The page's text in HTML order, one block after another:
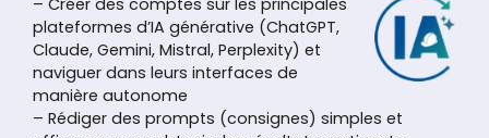
– Créer des comptes sur les principales
plateformes d’IA générative (ChatGPT,
Claude, Gemini, Mistral, Perplexity) et
naviguer dans leurs interfaces de
manière autonome
– Rédiger des prompts (consignes) simples et